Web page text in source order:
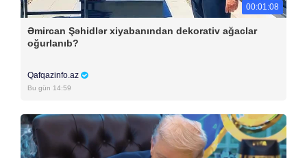
00:01:08
Əmircan Şəhidlər xiyabanından dekorativ ağaclar
oğurlanıb?
Qafqazinfo.az
Bu gün 14:59